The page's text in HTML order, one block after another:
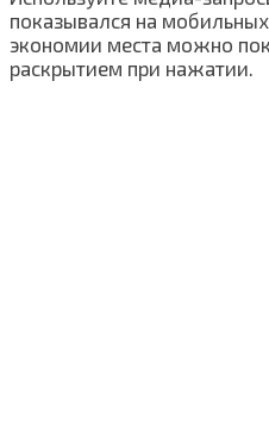
показывался на
экономии места можно
раскрытием при нажатии.